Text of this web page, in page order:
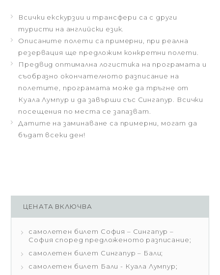
Всички екскурзии и трансфери са с други
туристи на английски език.
Описаните полети са примерни, при реална
резервация ще предложим конкретни полети.
Предвид оптимална логистика на програмата и
съобразно окончателното разписание на
полетите, програмата може да тръгне от
Куала Лумпур и да завърши със Сингапур. Всички
посещения по места се запазват.
Датите на заминаване са примерни, могат да
бъдат всеки ден!
ЦЕНАТА ВКЛЮЧВА
самолетен билет София – Сингапур –
София според предложеното разписание;
самолетен билет Сингапур – Бали;
самолетен билет Бали - Куала Лумпур;